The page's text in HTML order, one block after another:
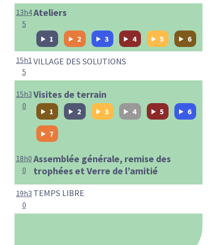
13h4
5
Ateliers
1 2 3 4 5 6
15h1
5
VILLAGE DES SOLUTIONS
15h3
0
Visites de terrain
1 2 3 4 5 6
7
18h0
0
Assemblée générale, remise des
trophées et Verre de l’amitié
19h3
0
TEMPS LIBRE